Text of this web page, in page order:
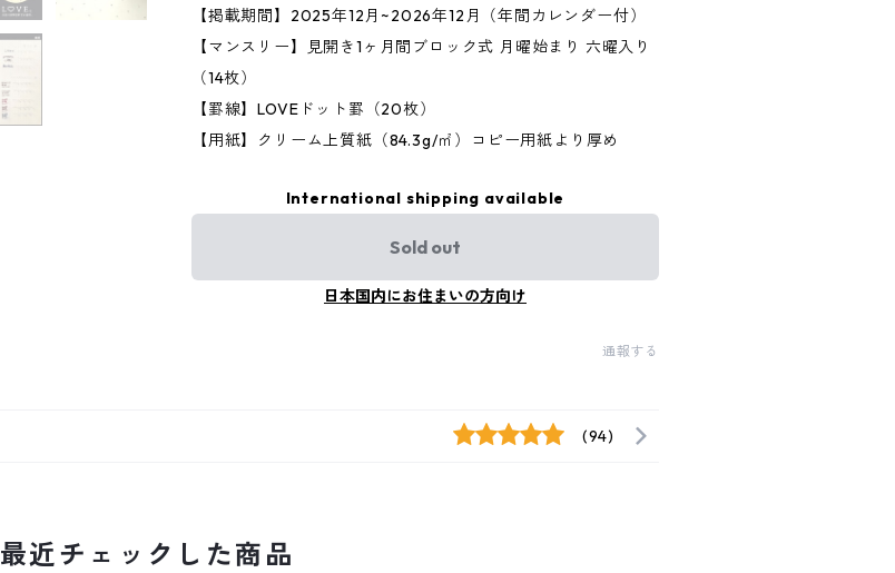
【掲載期間】2025年12月~2026年12月（年間カレンダー付）
【マンスリー】見開き1ヶ月間ブロック式 月曜始まり 六曜入り
（14枚）
【罫線】LOVEドット罫（20枚）
【用紙】クリーム上質紙（84.3g/㎡）コピー用紙より厚め
International shipping available
Sold out
日本国内にお住まいの方向け
通報する
(94)
最近チェックした商品